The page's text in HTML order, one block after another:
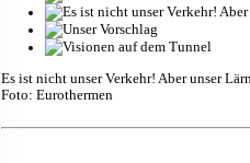
Es ist nicht unser Verkehr! Aber unser
Foto: Eurothermen